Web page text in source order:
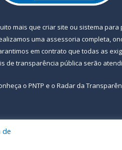
mais que criar site ou sistema para
uma assessoria completa,
em contrato que todas as
de transparência pública serão
o PNTP e o Radar da
de